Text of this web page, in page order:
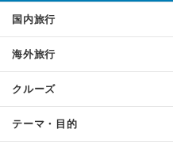
国内旅行
海外旅行
クルーズ
テーマ・目的